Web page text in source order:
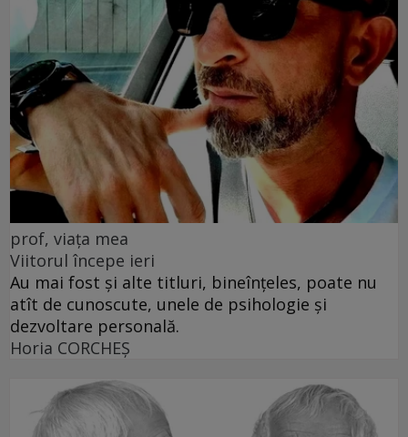
prof, viața mea
Viitorul începe ieri
Au mai fost și alte titluri, bineînțeles, poate nu
atît de cunoscute, unele de psihologie și
dezvoltare personală.
Horia CORCHEŞ